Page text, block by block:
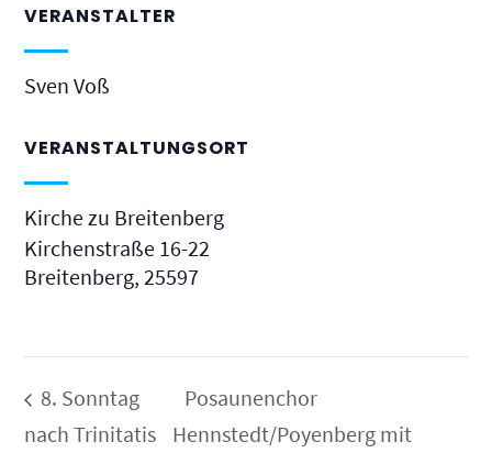
VERANSTALTUNGSORT
Kirche zu Breitenberg
Kirchenstraße 16-22
Breitenberg, 25597
VERANSTALTER
Sven Voß
8. Sonntag
nach Trinitatis
Posaunenchor
Hennstedt/Poyenberg mit